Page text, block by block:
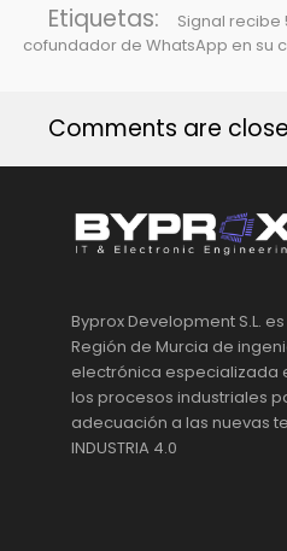
Etiquetas:
Signal recibe
cofundador de WhatsApp en su
Comments are
Byprox Development S.L.
Región de Murcia de
electrónica especializada
los procesos industriales
adecuación a las nuevas
INDUSTRIA 4.0